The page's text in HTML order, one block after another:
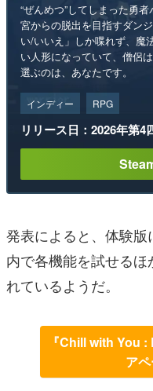
“ぜんめつ”してしまった勇
宮からの脱出を目指すダン
い/いいえ」しか喋れず、魔
い人形になっていて、僧侶
選ぶのは、あなたです。
インディー RPG
リリース日：2026年第4
発表によると、体験
内で各機能を試せる
れているようだ。
『Chill with You
ア